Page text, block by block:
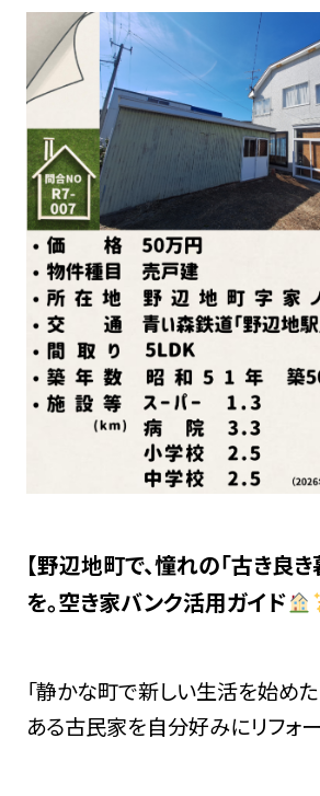
【野辺地町で、憧れの「古き良き
を。空き家バンク活用ガイド
「静かな町で新しい生活を始めた
ある古民家を自分好みにリフォー